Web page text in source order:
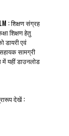
: शिक्षण संग्रह
शिक्षण हेतु
डायरी एवं
सामग्री
यहीं डाउनलोड
देखें :